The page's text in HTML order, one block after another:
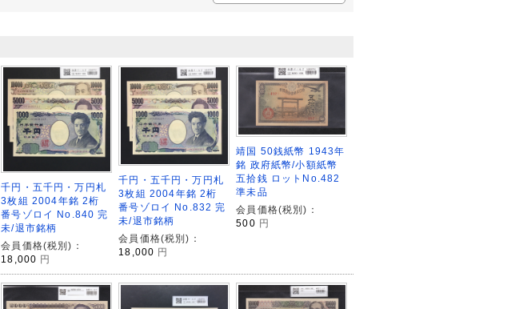
千円・五千円・万円札
3枚組 2004年銘 2桁
番号ゾロイ No.840 完
未/退市銘柄
会員価格(税別)：
18,000 円
千円・五千円・万円札
3枚組 2004年銘 2桁
番号ゾロイ No.832 完
未/退市銘柄
会員価格(税別)：
18,000 円
靖国 50銭紙幣 1943年
銘 政府紙幣/小額紙幣
五拾銭 ロットNo.482
準未品
会員価格(税別)：
500 円